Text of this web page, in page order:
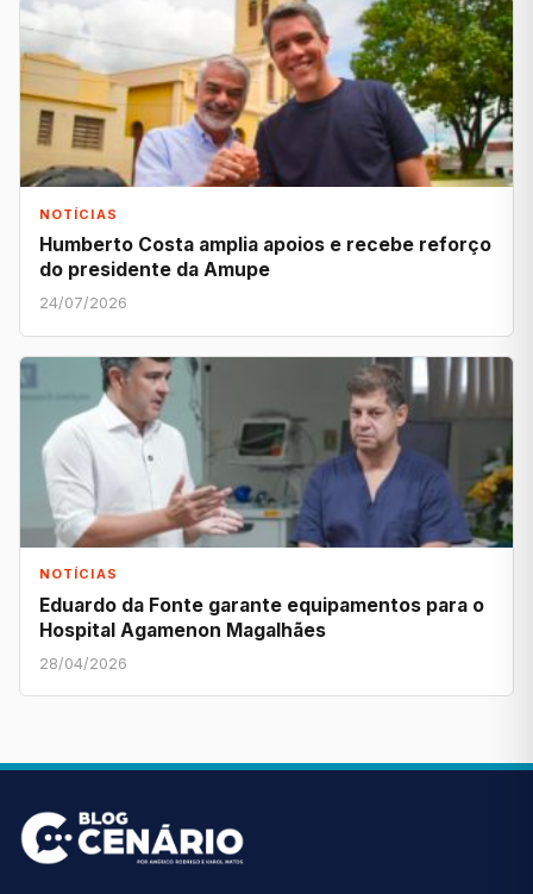
NOTÍCIAS
Humberto Costa amplia apoios e recebe reforço
do presidente da Amupe
24/07/2026
NOTÍCIAS
Eduardo da Fonte garante equipamentos para o
Hospital Agamenon Magalhães
28/04/2026